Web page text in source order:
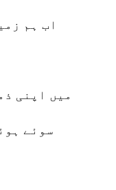
اب ہم
میں اپنی
سوئے